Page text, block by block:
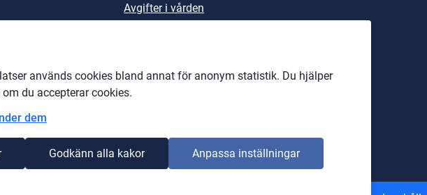
används cookies bland annat för anonym statistik. Du hjälper
du accepterar cookies.
dem
Godkänn alla kakor Anpassa inställningar
Avgifter i vården
Parkering för personal